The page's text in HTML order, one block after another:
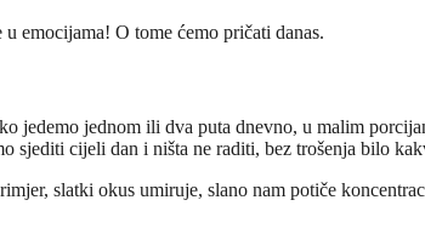
emocijama! O tome ćemo pričati danas.
jedemo jednom ili dva puta dnevno, u malim
sjediti cijeli dan i ništa ne raditi, bez trošenja bilo
slatki okus umiruje, slano nam potiče